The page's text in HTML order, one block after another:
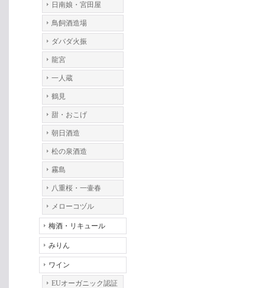
日南娘・宮田屋
鳥飼酒造場
ダバダ火振
龍宮
一人蔵
鶴見
甜・おこげ
朝日酒造
松の泉酒造
霧島
八重桜・一壷春
メローコヅル
梅酒・リキュール
みりん
ワイン
EUオーガニック認証